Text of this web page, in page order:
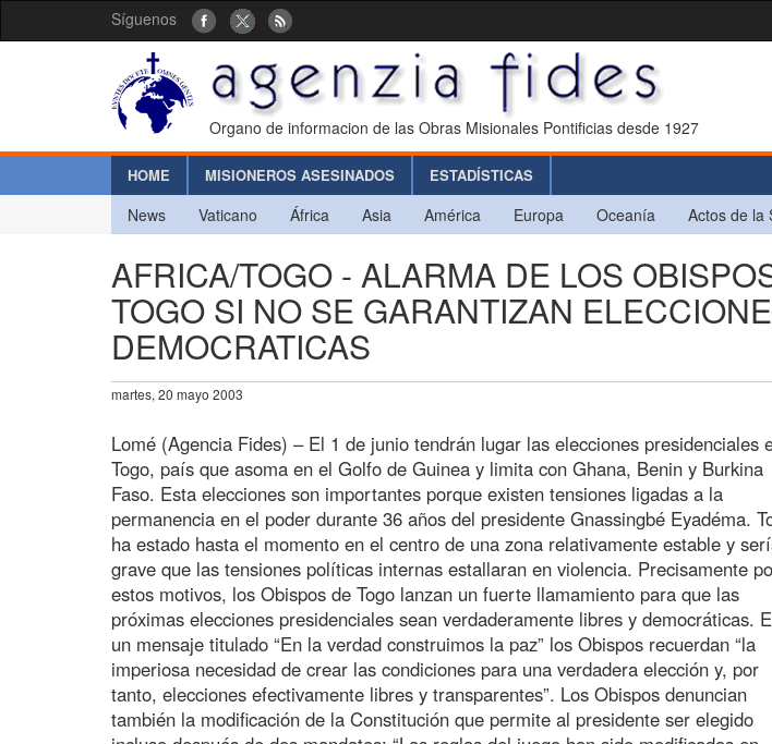
Síguenos
Organo de informacion de las Obras Misionales Pontificias desde 1927
HOME MISIONEROS ASESINADOS ESTADÍSTICAS
News Vaticano África Asia América Europa Oceanía Actos de la
AFRICA/TOGO - ALARMA DE LOS
TOGO SI NO SE GARANTIZAN
DEMOCRATICAS
martes, 20 mayo 2003
Lomé (Agencia Fides) – El 1 de junio tendrán lugar las elecciones presidenciales
Togo, país que asoma en el Golfo de Guinea y limita con Ghana, Benin y Burkina
Faso. Esta elecciones son importantes porque existen tensiones ligadas a la
permanencia en el poder durante 36 años del presidente Gnassingbé Eyadéma.
ha estado hasta el momento en el centro de una zona relativamente estable y
grave que las tensiones políticas internas estallaran en violencia. Precisamente
estos motivos, los Obispos de Togo lanzan un fuerte llamamiento para que las
próximas elecciones presidenciales sean verdaderamente libres y democráticas.
un mensaje titulado “En la verdad construimos la paz” los Obispos recuerdan “la
imperiosa necesidad de crear las condiciones para una verdadera elección y, por
tanto, elecciones efectivamente libres y transparentes”. Los Obispos denuncian
también la modificación de la Constitución que permite al presidente ser elegido